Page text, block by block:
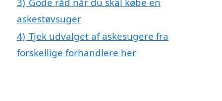
askestøvsuger
4) Tjek udvalget af askesugere fra
forskellige forhandlere her